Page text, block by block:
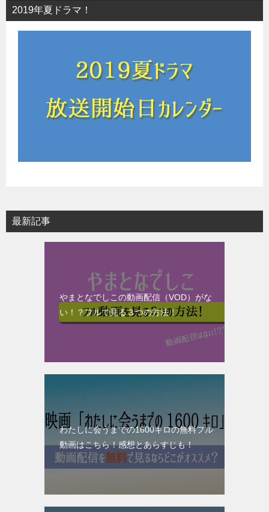
2019年夏ドラマ！
最新記事
やまとなでしこの動画配信（VOD）がな
い！？フルで見る３つの方法！
わたしに会うまでの1600キロの無料フル
動画はこちら！感想とあらすじも！